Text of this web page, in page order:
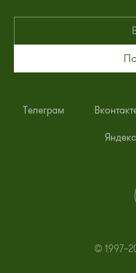
Телеграм
©